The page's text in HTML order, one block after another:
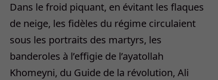
Dans le froid piquant, en évitant les flaques
de neige, les fidèles du régime circulaient
sous les portraits des martyrs, les
banderoles à l’effigie de l’ayatollah
Khomeyni, du Guide de la révolution, Ali